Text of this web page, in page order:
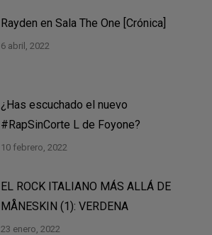
Rayden en Sala The One [Crónica]
6 abril, 2022
¿Has escuchado el nuevo
#RapSinCorte L de Foyone?
10 febrero, 2022
EL ROCK ITALIANO MÁS ALLÁ DE
MÅNESKIN (1): VERDENA
23 enero, 2022